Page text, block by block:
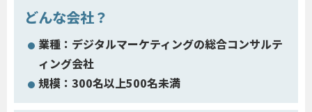
どんな会社？
業種：デジタルマーケティングの総合コンサルテ
ィング会社
規模：300名以上500名未満